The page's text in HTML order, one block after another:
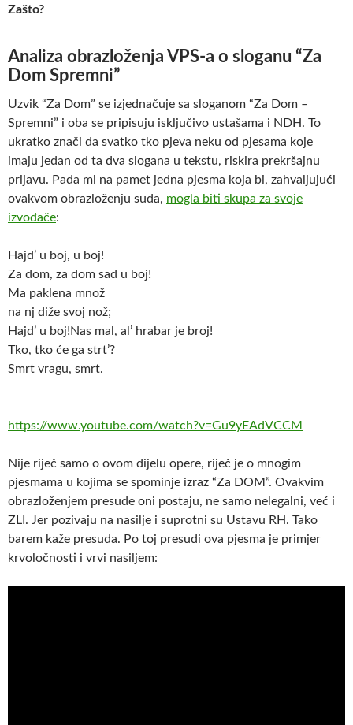
Zašto?
Analiza obrazloženja VPS-a o sloganu “Za
Dom Spremni”
Uzvik “Za Dom” se izjednačuje sa sloganom “Za Dom –
Spremni” i oba se pripisuju isključivo ustašama i NDH. To
ukratko znači da svatko tko pjeva neku od pjesama koje
imaju jedan od ta dva slogana u tekstu, riskira prekršajnu
prijavu. Pada mi na pamet jedna pjesma koja bi, zahvaljujući
ovakvom obrazloženju suda, mogla biti skupa za svoje
izvođače:
Hajd’ u boj, u boj!
Za dom, za dom sad u boj!
Ma paklena množ
na nj diže svoj nož;
Hajd’ u boj!Nas mal, al’ hrabar je broj!
Tko, tko će ga strt’?
Smrt vragu, smrt.
https://www.youtube.com/watch?v=Gu9yEAdVCCM
Nije riječ samo o ovom dijelu opere, riječ je o mnogim
pjesmama u kojima se spominje izraz “Za DOM”. Ovakvim
obrazloženjem presude oni postaju, ne samo nelegalni, već i
ZLI. Jer pozivaju na nasilje i suprotni su Ustavu RH. Tako
barem kaže presuda. Po toj presudi ova pjesma je primjer
krvoločnosti i vrvi nasiljem: